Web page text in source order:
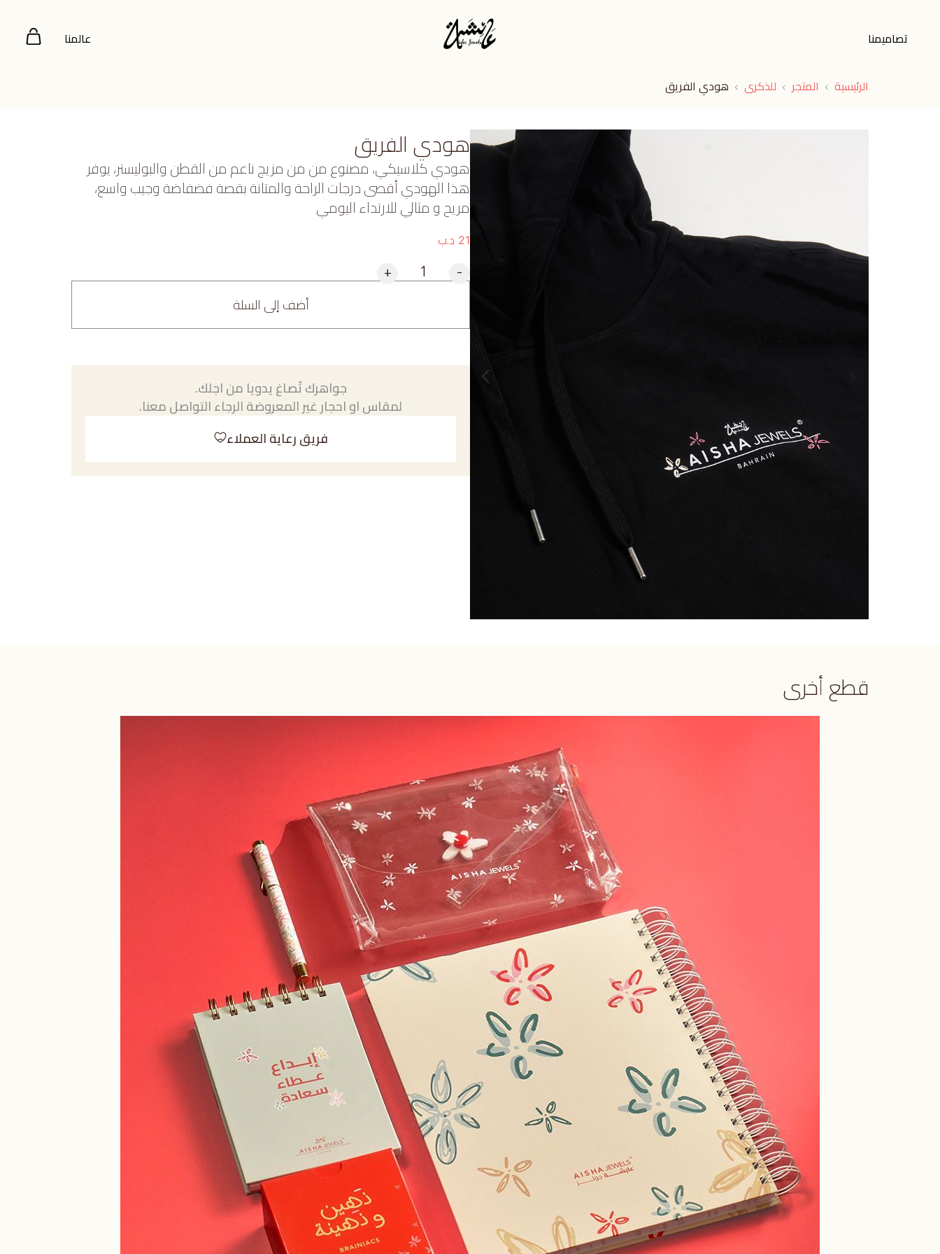
تصاميمنا عالمنا
الرئيسية المتجر للذكرى هودي الفريق
هودي الفريق
هودي كلاسيكي، مصنوع من من مزيج ناعم من القطن والبوليستر، يوفر
هذا الهودي أقصى درجات الراحة والمتانة بقصة فضفاضة وجيب واسع،
مريح و مثالي للارتداء اليومي
21 د.ب
-
+
أضف إلى السلة
جواهرك تُصاغ يدويا من اجلك.
لمقاس او احجار غير المعروضة الرجاء التواصل معنا.
فريق رعاية العملاء
قطع أخرى